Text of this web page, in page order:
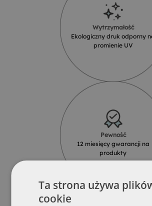
Wytrzymałość
Ekologiczny druk odporny
promienie UV
Pewność
12 miesięcy gwarancji na
produkty
Ta strona używa
cookie